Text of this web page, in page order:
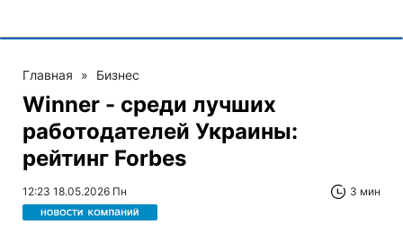
Главная » Бизнес
Winner - среди лучших
работодателей Украины:
рейтинг Forbes
12:23 18.05.2026 Пн 3 мин